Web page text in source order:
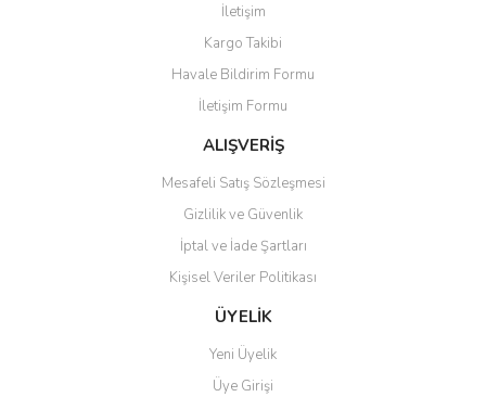
İletişim
Kargo Takibi
Havale Bildirim Formu
İletişim Formu
ALIŞVERİŞ
Mesafeli Satış Sözleşmesi
Gizlilik ve Güvenlik
İptal ve İade Şartları
Kişisel Veriler Politikası
ÜYELİK
Yeni Üyelik
Üye Girişi